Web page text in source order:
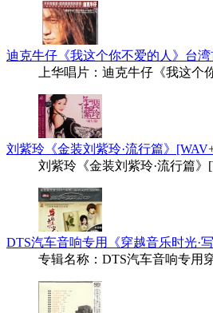
迪克牛仔《我这个你不爱的人》台
上华唱片：迪克牛仔《我这个
刘紫玲《金装刘紫玲·流行篇》
刘紫玲《金装刘紫玲·流行篇》
DTS汽车音响专用《穿越音乐时光·
专辑名称：DTS汽车音响专用